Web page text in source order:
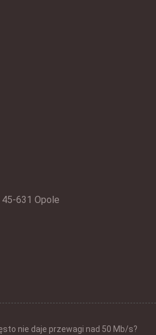
45-631 Opole
nie daje przewagi nad 50 Mb/s?